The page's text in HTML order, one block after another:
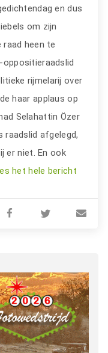
en dus
om zijn
heen te
rijmelarij over
haar applaus op
Selahattin Özer
raadslid afgelegd,
er niet. En ook
het hele bericht